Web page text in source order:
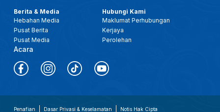
Berita & Media
Hebahan Media
Pusat Berita
Pusat Media
Acara
Hubungi Kami
Maklumat Perhubungan
Kerjaya
Perolehan
Penafian Dasar Privasi & Keselamatan Notis Hak Cipta